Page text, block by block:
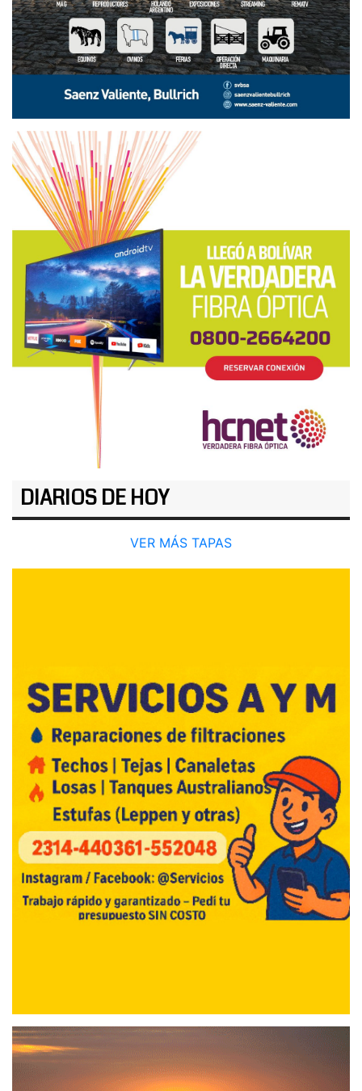
DIARIOS DE HOY
VER MÁS TAPAS